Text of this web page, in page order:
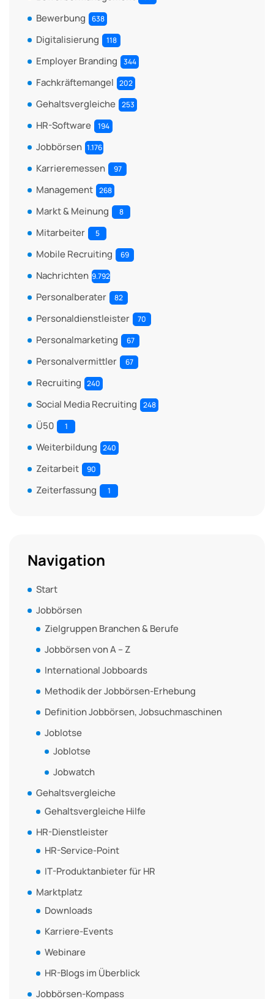
Bewerbung 638
Digitalisierung 118
Employer Branding 344
Fachkräftemangel 202
Gehaltsvergleiche 253
HR-Software 194
Jobbörsen 1.176
Karrieremessen 97
Management 268
Markt & Meinung 8
Mitarbeiter 5
Mobile Recruiting 69
Nachrichten 9.792
Personalberater 82
Personaldienstleister 70
Personalmarketing 67
Personalvermittler 67
Recruiting 240
Social Media Recruiting 248
Ü50 1
Weiterbildung 240
Zeitarbeit 90
Zeiterfassung 1
Navigation
Start
Jobbörsen
Zielgruppen Branchen & Berufe
Jobbörsen von A – Z
International Jobboards
Methodik der Jobbörsen-Erhebung
Definition Jobbörsen, Jobsuchmaschinen
Joblotse
Joblotse
Jobwatch
Gehaltsvergleiche
Gehaltsvergleiche Hilfe
HR-Dienstleister
HR-Service-Point
IT-Produktanbieter für HR
Marktplatz
Downloads
Karriere-Events
Webinare
HR-Blogs im Überblick
Jobbörsen-Kompass